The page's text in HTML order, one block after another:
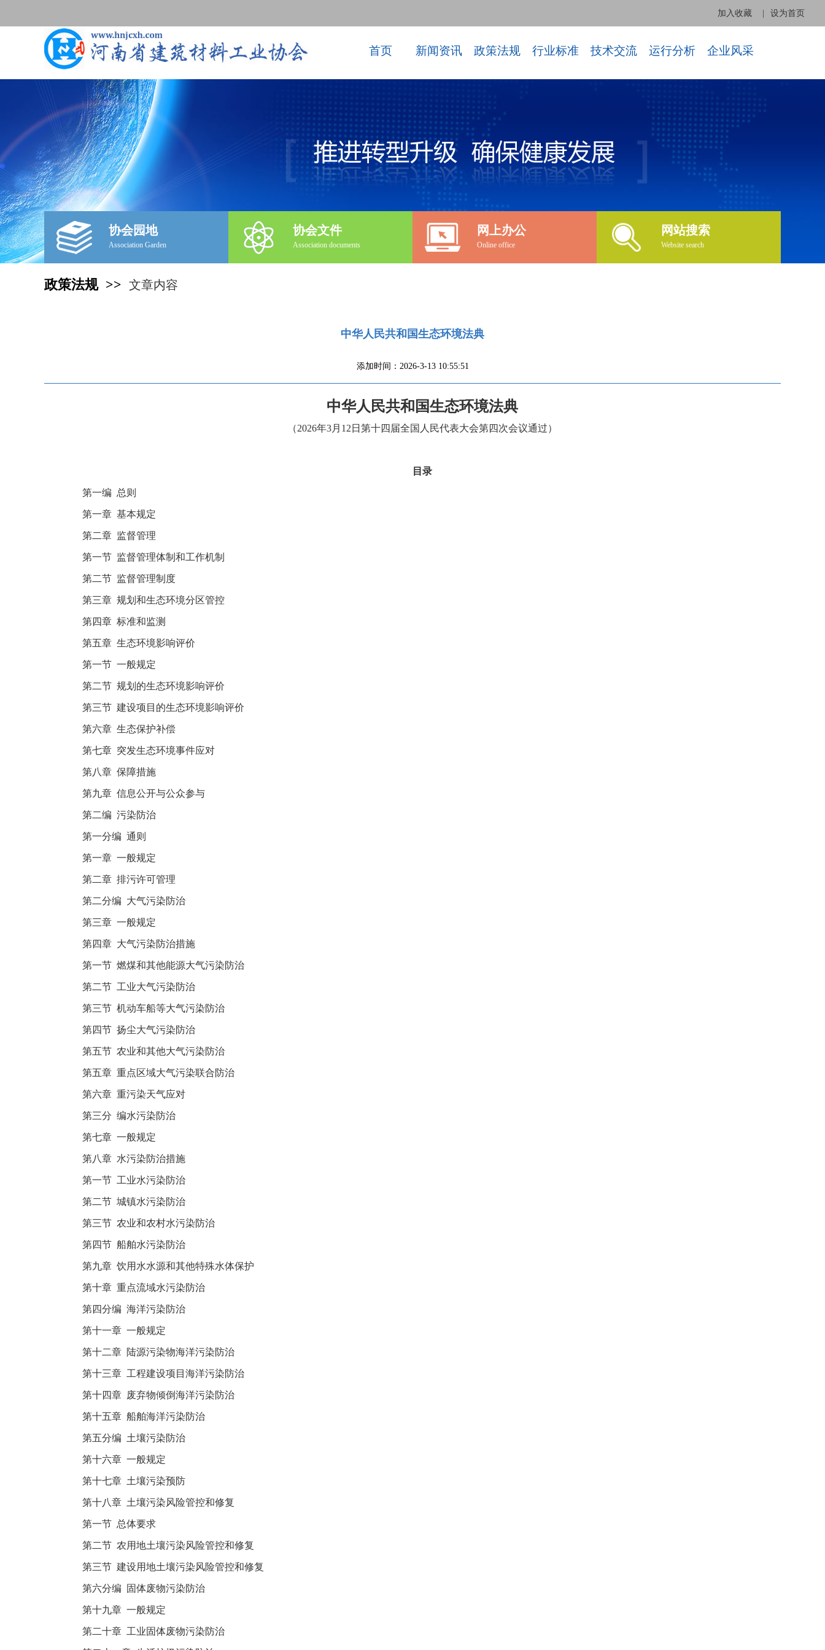
加入收藏 设为首页
首页 新闻资讯 政策法规 行业标准 技术交流 运行分析 企业风采
协会园地
Association Garden
协会文件
Association documents
网上办公
Online office
网站搜索
Website search
政策法规 >> 文章内容
中华人民共和国生态环境法典
添加时间：2026-3-13 10:55:51
中华人民共和国生态环境法典
（2026年3月12日第十四届全国人民代表大会第四次会议通过）
目录
第一编 总则
第一章 基本规定
第二章 监督管理
第一节 监督管理体制和工作机制
第二节 监督管理制度
第三章 规划和生态环境分区管控
第四章 标准和监测
第五章 生态环境影响评价
第一节 一般规定
第二节 规划的生态环境影响评价
第三节 建设项目的生态环境影响评价
第六章 生态保护补偿
第七章 突发生态环境事件应对
第八章 保障措施
第九章 信息公开与公众参与
第二编 污染防治
第一分编 通则
第一章 一般规定
第二章 排污许可管理
第二分编 大气污染防治
第三章 一般规定
第四章 大气污染防治措施
第一节 燃煤和其他能源大气污染防治
第二节 工业大气污染防治
第三节 机动车船等大气污染防治
第四节 扬尘大气污染防治
第五节 农业和其他大气污染防治
第五章 重点区域大气污染联合防治
第六章 重污染天气应对
第三分 编水污染防治
第七章 一般规定
第八章 水污染防治措施
第一节 工业水污染防治
第二节 城镇水污染防治
第三节 农业和农村水污染防治
第四节 船舶水污染防治
第九章 饮用水水源和其他特殊水体保护
第十章 重点流域水污染防治
第四分编 海洋污染防治
第十一章 一般规定
第十二章 陆源污染物海洋污染防治
第十三章 工程建设项目海洋污染防治
第十四章 废弃物倾倒海洋污染防治
第十五章 船舶海洋污染防治
第五分编 土壤污染防治
第十六章 一般规定
第十七章 土壤污染预防
第十八章 土壤污染风险管控和修复
第一节 总体要求
第二节 农用地土壤污染风险管控和修复
第三节 建设用地土壤污染风险管控和修复
第六分编 固体废物污染防治
第十九章 一般规定
第二十章 工业固体废物污染防治